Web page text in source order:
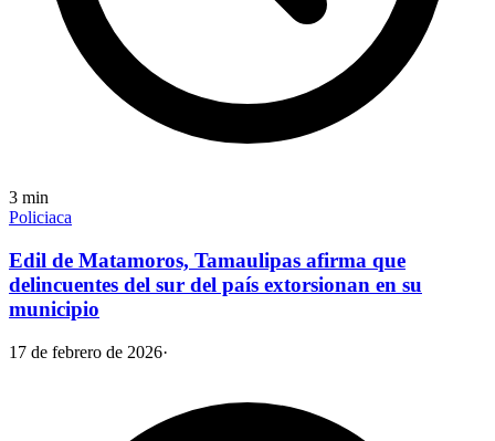
3 min
Policiaca
Edil de Matamoros, Tamaulipas afirma que
delincuentes del sur del país extorsionan en su
municipio
17 de febrero de 2026·